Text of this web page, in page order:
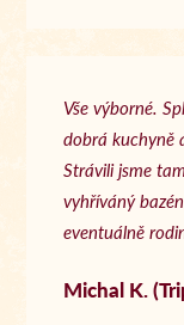
Vše výborné.
dobrá kuchyně
Strávili jsme
vyhříváný
eventuálně
Michal K.